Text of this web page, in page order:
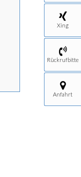
Xing
Rückrufbitte
Anfahrt